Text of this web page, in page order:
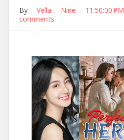
ByVella Nine 11:50:00 PM
comments